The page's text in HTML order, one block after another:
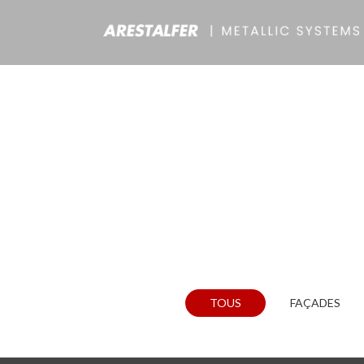
TOUS FAÇADES